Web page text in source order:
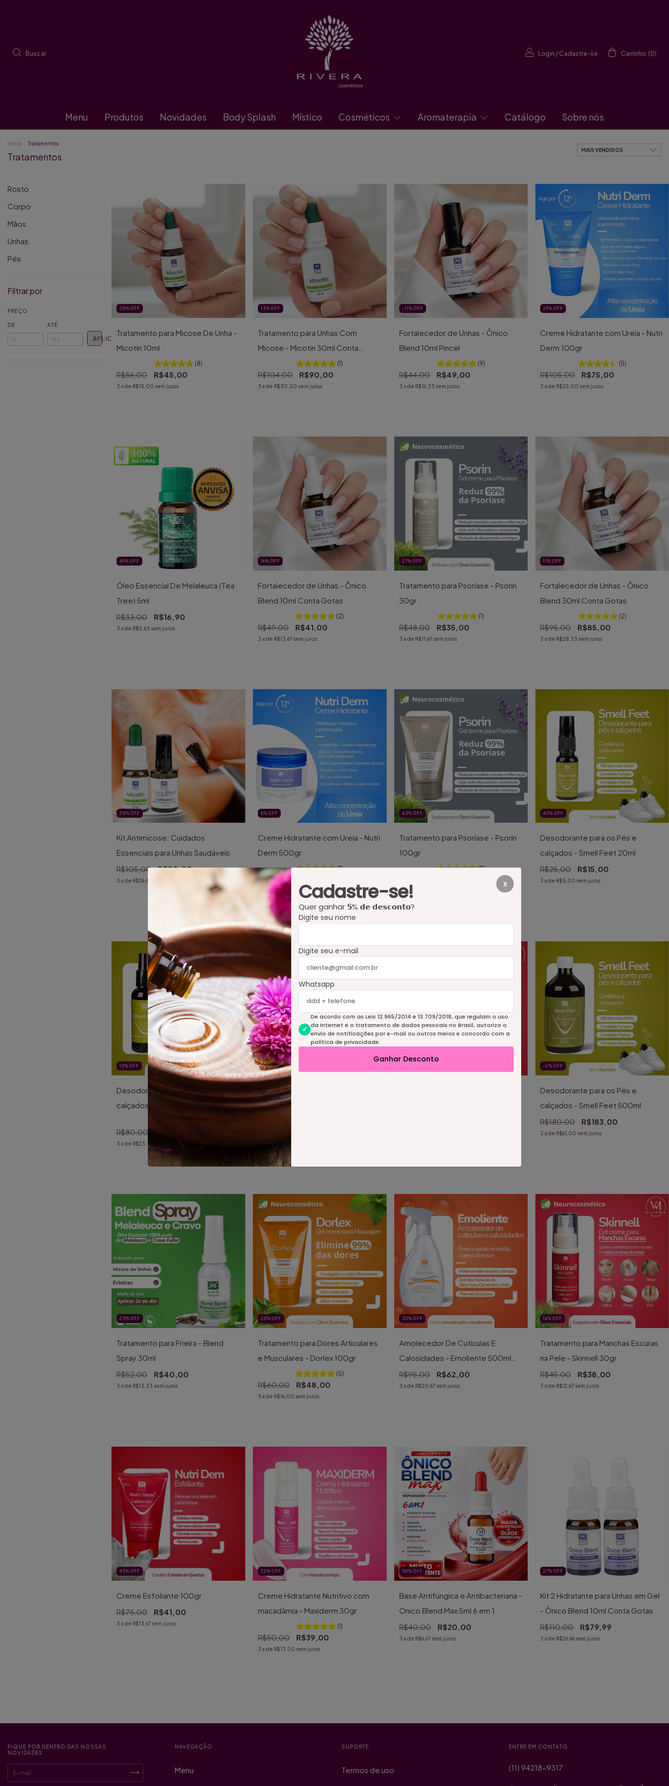
Buscar Login / Cadastre-se Carrinho (0)
Menu Produtos Novidades Body Splash Místico Cosméticos Aromaterapia Catálogo Sobre nós
Início Tratamentos
Tratamentos
Rosto
Corpo
Mãos
Unhas
Pés
Filtrar por
PREÇO
DE ATÉ
APLICAR
20% OFF
Tratamento para Micose De Unha -
Micotin 10ml
(8)
R$56,00 R$45,00
3 x de R$15,00 sem juros
13% OFF
Tratamento para Unhas Com
Micose - Micotin 30ml Conta
(1)
R$104,00 R$90,00
3 x de R$30,00 sem juros
-11 % OFF
Fortalecedor de Unhas - Ônico
Blend 10ml Pincel
(9)
R$44,00 R$49,00
3 x de R$16,33 sem juros
29%OFF
Creme Hidratante com Ureia - Nutri
Derm 100gr
(5)
R$105,00 R$75,00
3 x de R$25,00 sem juros
49% OFF
Óleo Essencial De Melaleuca (Tea
Tree) 5ml
R$33,00
R$16,90
3 x de R$5,63 sem juros
16% OFF
Fortalecedor de Unhas - Ônico
Blend 10ml Conta Gotas
(2)
R$49,00 R$41,00
3 x de R$13,67 sem juros
27% OFF
Tratamento para Psoríase - Psorin
30gr
(1)
R$48,00 R$35,00
3 x de R$11,67 sem juros
11%OFF
Fortalecedor de Unhas - Ônico
Blend 30ml Conta Gotas
(2)
R$95,00 R$85,00
3 x de R$28,33 sem juros
24% OFF
Kit Antimicose: Cuidados
Essenciais para Unhas Saudáveis
R$105,00
R$80,00
3 x de R$26,67
6% OFF
Creme Hidratante com Ureia - Nutri
Derm 500gr
(1)
R$185,00
R$57,67 sem juros
43% OFF
Tratamento para Psoríase - Psorin
100gr
(3)
3x de
40%OFF
Desodorante para os Pés e
calçados - Smell Feet 20ml
R$25,00
R$15,00
3 x de R$5,00 sem juros
13% OFF
Desodorante para os Pés e
calçados - Smell Feet 120ml
R$80,00 R$69,30
3 x de R$23,10
13%OFF
Creme Hidratante com Ureia - Nutri
Derm 30gr
R$10,17
-2%OFF
Desodorante para os Pés e
calçados - Smell Feet 500ml
R$180,00
R$183,00
3 x de R$61,00 sem juros
23% OFF
Tratamento para Frieira - Blend
Spray 30ml
R$52,00
R$40,00
3 x de R$13,33 sem juros
20% OFF
Tratamento para Dores Articulares
e Musculares - Dorlex 100gr
(5)
R$60,00 R$48,00
3 x de R$16,00 sem juros
35% OFF
Amolecedor De Cutículas E
Calosidades - Emoliente 500ml
com válvula
R$95,00 R$62,00
3 x de R$20,67 sem juros
16%OFF
Tratamento para Manchas Escuras
na Pele - Skinnell 30gr
R$45,00
R$38,00
3 x de R$12,67 sem juros
45% OFF
Creme Esfoliante 100gr
R$75,00
R$41,00
3 x de R$13,67 sem juros
22 % OFF
Creme Hidratante Nutritivo com
macadâmia - Maxiderm 30gr
(1)
R$50,00 R$39,00
3 x de R$13,00 sem juros
50% OFF
Base Antifúngica e Antibacteriana -
Onico Blend Max 5ml 6 em 1
R$40,00
R$20,00
3 x de R$6,67 sem juros
27%OFF
Kit 2 Hidratante para Unhas em Gel
- Ônico Blend 10ml Conta Gotas
R$110,00
R$79,99
3 x de R$26,66 sem juros
FIQUE POR DENTRO DAS NOSSAS
NOVIDADES
NAVEGAÇÃO
Menu
SUPORTE
Termos de uso
ENTRE EM CONTATO
(11) 94218-9317
x
Cadastre-se!
Quer ganhar 𝟱% 𝗱𝗲 𝗱𝗲𝘀𝗰𝗼𝗻𝘁𝗼?
Digite seu nome
Digite seu e-mail
Whatsapp
De acordo com as Leis 12.965/2014 e 13.709/2018, que regulam o uso
da Internet e o tratamento de dados pessoais no Brasil, autorizo o
envio de notificações por e-mail ou outros meios e concordo com a
política de privacidade.
Ganhar Desconto